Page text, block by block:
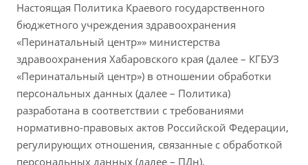
Настоящая Политика Краевого государственного
бюджетного учреждения здравоохранения
«Перинатальный центр»» министерства
здравоохранения Хабаровского края (далее – КГБУЗ
«Перинатальный центр») в отношении обработки
персональных данных (далее – Политика)
разработана в соответствии с требованиями
нормативно-правовых актов Российской Федерации,
регулирующих отношения, связанные с обработкой
персональных данных (далее – ПДн).